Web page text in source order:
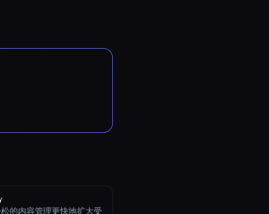
的内容管理更快地扩大受